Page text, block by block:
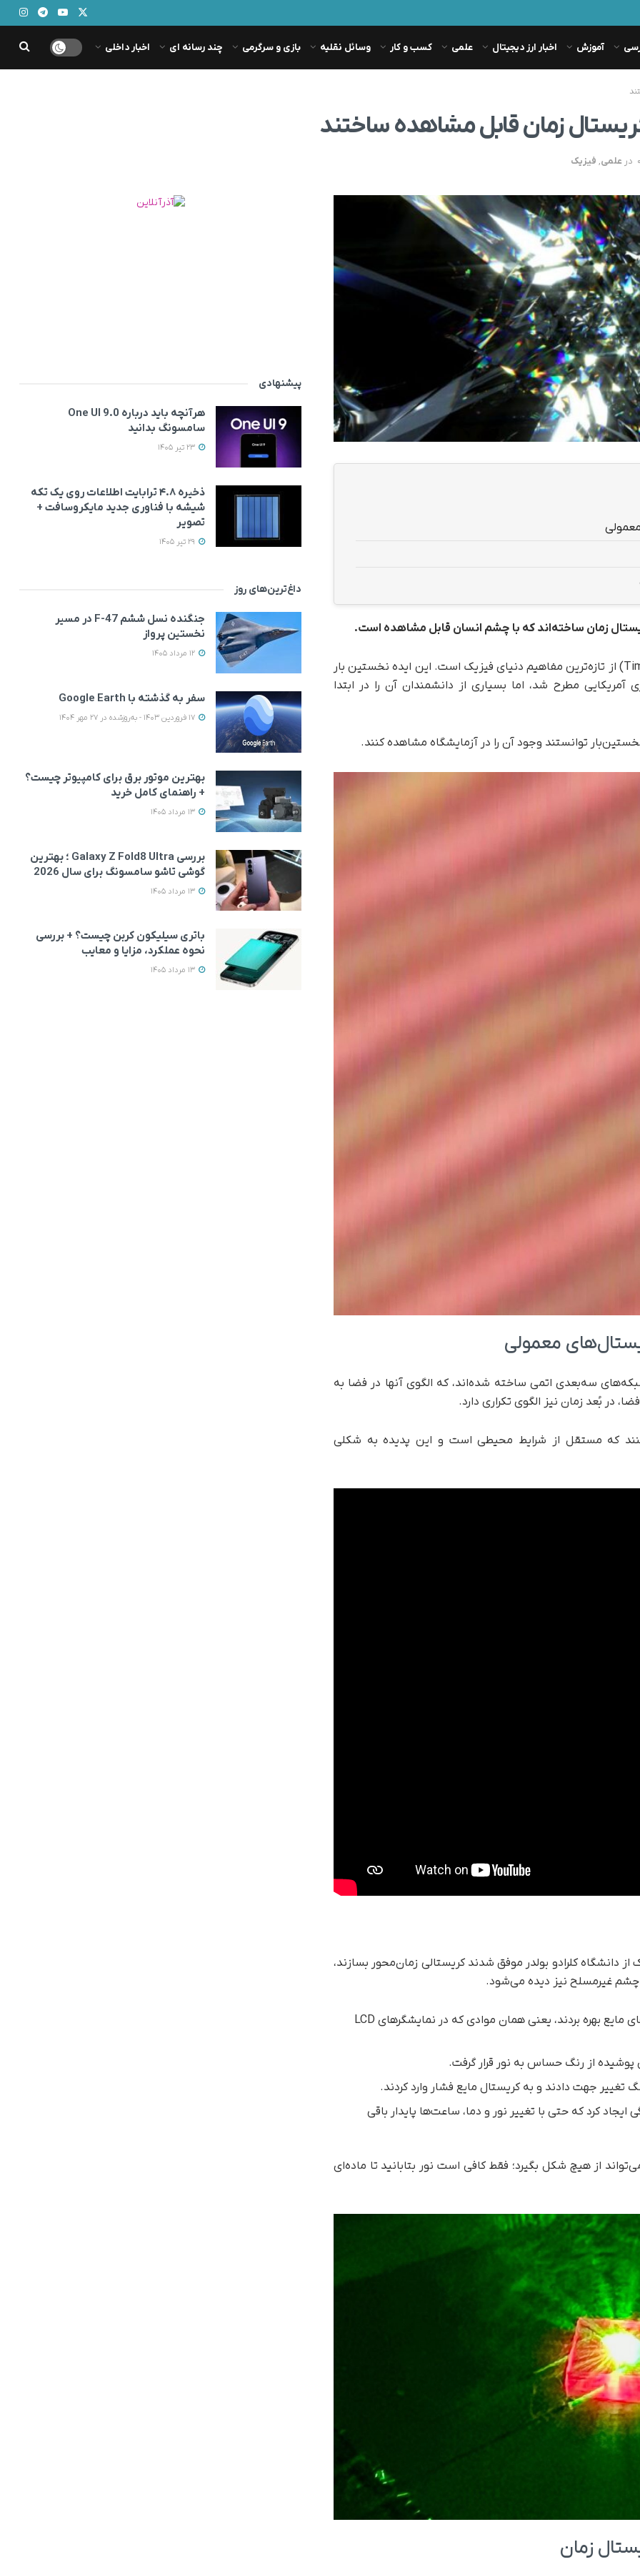
آموزش اخبار ارز دیجیتال علمی کسب و کار وسائل نقلیه بازی و سرگرمی چند رسانه ای اخبار داخلی
زمان قابل مشاهده ساختند
در علمی, فیزیک
زمان ساخته‌اند که با چشم انسان قابل مشاهده است.
، پدیده کریستال زمان (Time Crystal) از تازه‌ترین مفاهیم دنیای فیزیک است. این ایده نخستین بار
نظری آمریکایی مطرح شد، اما بسیاری از دانشمندان آن را در ابتدا
معمولی
سه‌بعدی اتمی ساخته شده‌اند، که الگوی آنها در فضا به
در بُعد زمان نیز الگوی تکراری دارد.
که مستقل از شرایط محیطی است و این پدیده به شکلی
دانشگاه کلرادو بولدر موفق شدند کریستالی زمان‌محور بسازند،
چشم غیرمسلح نیز دیده می‌شود.
آنها برای ساخت این کریستال از کریستال‌های مایع بهره بردند، یعنی همان موادی که در نمایشگرهای LCD
از رنگ حساس به نور قرار گرفت.
تغییر جهت دادند و به کریستال مایع فشار وارد کردند.
ایجاد کرد که حتی با تغییر نور و دما، ساعت‌ها پایدار باقی
از هیچ شکل بگیرد؛ فقط کافی‌ است نور بتابانید تا ماده‌ای
زمان
پیشنهادی
هرآنچه باید درباره One UI 9.0
سامسونگ بدانید
ذخیره ۴.۸ ترابایت اطلاعات روی یک تکه
شیشه با فناوری جدید مایکروسافت +
تصویر
داغ‌ترین‌های روز
جنگنده نسل ششم F-47 در مسیر
نخستین پرواز
سفر به گذشته با Google Earth
بهترین موتور برق برای کامپیوتر چیست؟
+ راهنمای کامل خرید
بررسی Galaxy Z Fold8 Ultra ؛ بهترین
گوشی تاشو سامسونگ برای سال 2026
باتری سیلیکون کربن چیست؟ + بررسی
نحوه عملکرد، مزایا و معایب